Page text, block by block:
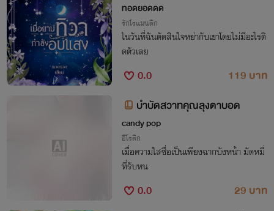
ทอดยอดดด
รักโรแมนติก
ในวันที่ฉันตัดสินใจหย่ากับเขาโดยไม่มีอะไรติ
ดตัวเลย
0.0
119 บาท
บำบัดสวาทคุณลุงตาบอด
candy pop
อีโรติก
เมื่อความใสซื่อเป็นเพียงฉากบังหน้า มัดหมี่
ที่รับหน
0.0
29 บาท